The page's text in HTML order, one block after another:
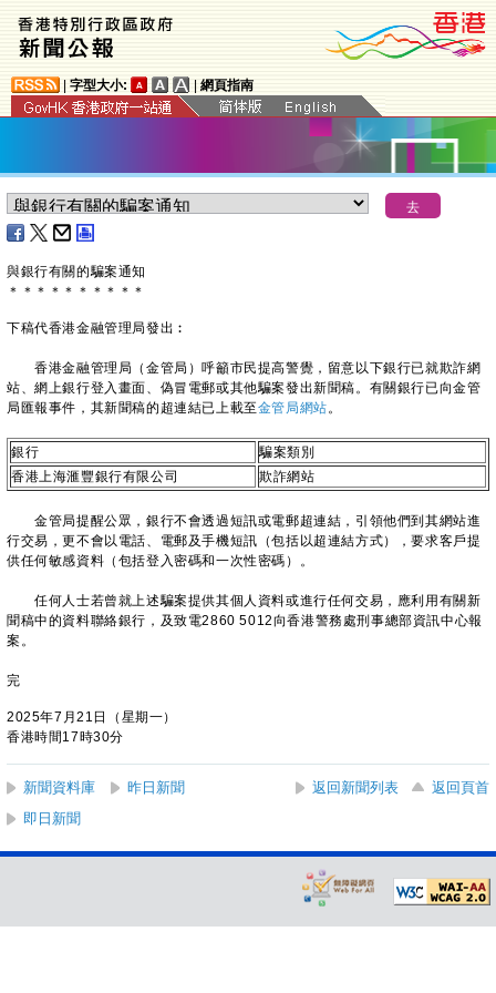
字型大小: 網頁指南
與銀行有關的騙案通知
＊ ＊ ＊ ＊ ＊ ＊ ＊ ＊ ＊ ＊
下稿代香港金融管理局發出︰
​香港金融管理局（金管局）呼籲市民提高警覺，留意以下銀行已就欺詐網
站、網上銀行登入畫面、偽冒電郵或其他騙案發出新聞稿。有關銀行已向金管
局匯報事件，其新聞稿的超連結已上載至金管局網站。
銀行
騙案類別
香港上海滙豐銀行有限公司
欺詐網站
金管局提醒公眾，銀行不會透過短訊或電郵超連結，引領他們到其網站進
行交易，更不會以電話、電郵及手機短訊（包括以超連結方式），要求客戶提
供任何敏感資料（包括登入密碼和一次性密碼）。
任何人士若曾就上述騙案提供其個人資料或進行任何交易，應利用有關新
聞稿中的資料聯絡銀行，及致電2860 5012向香港警務處刑事總部資訊中心報
案。
完
2025年7月21日（星期一）
香港時間17時30分
新聞資料庫 昨日新聞 返回新聞列表
返回頁首
即日新聞